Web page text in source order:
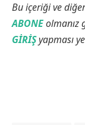
Bu içeriği ve
ABONEolmanız
GİRİŞyapması